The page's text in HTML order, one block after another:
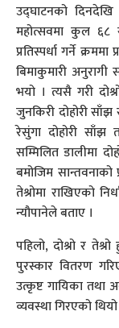
उद्घाटनको
महोत्सवमा कुल ६८
प्रतिस्पर्धा गर्ने
बिमाकुमारी
भयो । त्यसै गरी
जुनकिरी दोहोरी
रेसुंगा दोहोरी साँझ
सम्मिलित डालीमा
बमोजिम
तेश्रोमा राखिएको
न्यौपानेले बताए ।
पहिलो, दोश्रो र
पुरस्कार वितरण
उत्कृष्ट गायिका
व्यवस्था गिरएको थियो